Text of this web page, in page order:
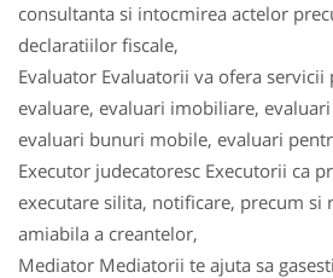
consultanta si intocmirea actelor
declaratiilor fiscale,
Evaluator Evaluatorii va ofera servicii
evaluare, evaluari imobiliare,
evaluari bunuri mobile, evaluari
Executor judecatoresc Executorii ca
executare silita, notificare, precum si
amiabila a creantelor,
Mediator Mediatorii te ajuta sa